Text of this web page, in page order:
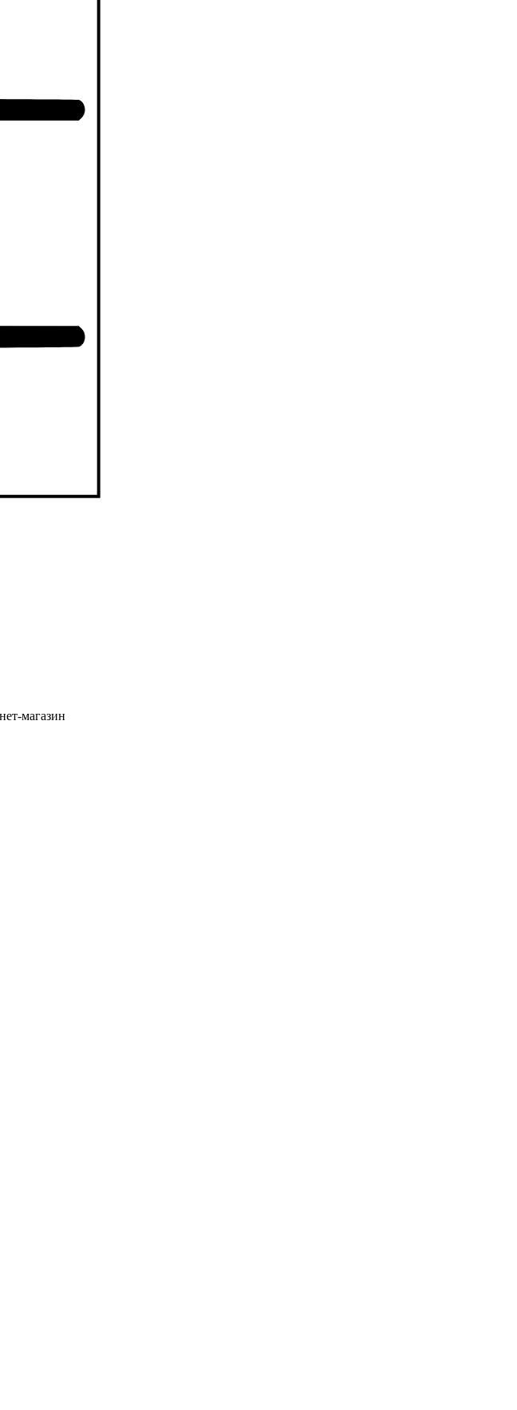
магазин